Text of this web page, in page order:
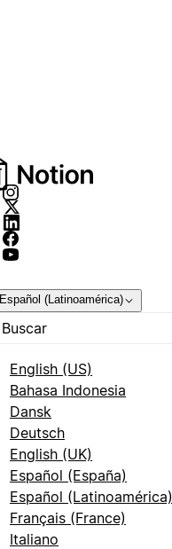
Español (Latinoamérica)
English (US)
Bahasa Indonesia
Dansk
Deutsch
English (UK)
Español (España)
Español (Latinoamérica)
Français (France)
Italiano